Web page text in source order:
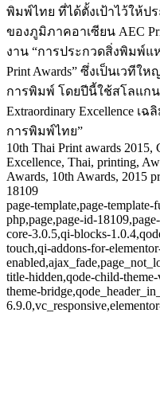
พิมพ์ไทย ที่ได้ตั้งเป้าไว้ให้ป
ของภูมิภาคอาเซียน AEC
งาน “การประกวดสิ่งพิมพ์แ
Print Awards” ซึ่งเป็นเวที
การพิมพ์ โดยปีนี้ใช้สโลแกนว่
Extraordinary Excellence
การพิมพ์ไทย”
10th Thai Print awards 2015,
Excellence, Thai, printing,
Awards, 10th Awards, 2015
18109
page-template,page-
php,page,page-id-
core-3.0.5,qi-blocks-
touch,qi-addons-for-
title-hidden,qode-child-
theme-